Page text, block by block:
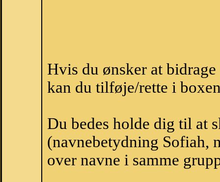
Hvis du ønsker at
kan du tilføje/rette i
Du bedes holde dig til at
(navnebetydning Sofiah,
over navne i samme